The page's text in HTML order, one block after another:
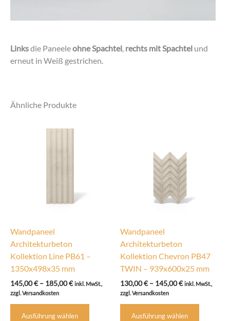
Linksdie Paneeleohne Spachtel, rechts mit Spachtel und
erneut in Weiß gestrichen.
Ähnliche Produkte
Wandpaneel
Architekturbeton
Kollektion Line PB61 –
1350x498x35 mm
145,00€ – 185,00€Preisspanne:
inkl. MwSt.,
zzgl. Versandkosten
Ausführung wählen
Dieses
Wandpaneel
Architekturbeton
Kollektion Chevron PB47
TWIN – 939x600x25 mm
130,00€ – 145,00€Preisspanne:
inkl. MwSt.,
zzgl. Versandkosten
Ausführung wählen
Dieses